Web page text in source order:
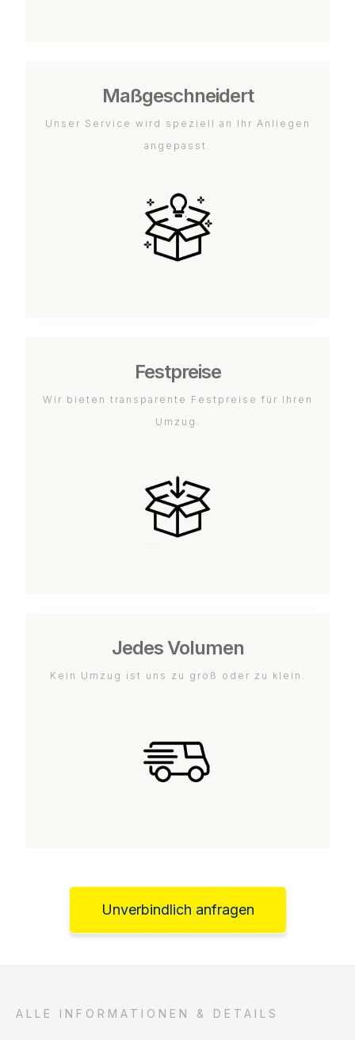
Maßgeschneidert
Unser Service wird speziell an Ihr Anliegen
angepasst.
Festpreise
Wir bieten transparente Festpreise für Ihren
Umzug.
Jedes Volumen
Kein Umzug ist uns zu groß oder zu klein.
Unverbindlich anfragen
ALLE INFORMATIONEN & DETAILS